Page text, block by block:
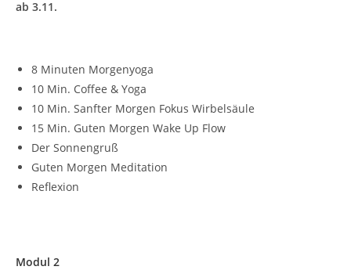
ab 3.11.
8 Minuten Morgenyoga
10 Min. Coffee & Yoga
10 Min. Sanfter Morgen Fokus Wirbelsäule
15 Min. Guten Morgen Wake Up Flow
Der Sonnengruß
Guten Morgen Meditation
Reflexion
Modul 2